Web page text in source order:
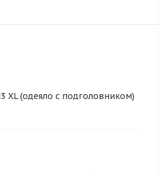
(одеяло с подголовником)